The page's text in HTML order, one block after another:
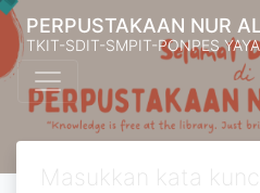
PERPUSTAKAAN NUR
TKIT-SDIT-SMPIT-PONPES